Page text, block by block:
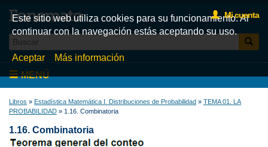
Mi cuenta
Inicio
Test
MENÚ
Libros » Estadística Matemática I. Distribuciones de Probabilidad » TEMA 01. LA
PROBABILIDAD » 1.16. Combinatoria
1.16. Combinatoria
Este sitio web utiliza cookies para su funcionamiento. Al
continuar con la navegación estás aceptando su uso.
Aceptar Más información